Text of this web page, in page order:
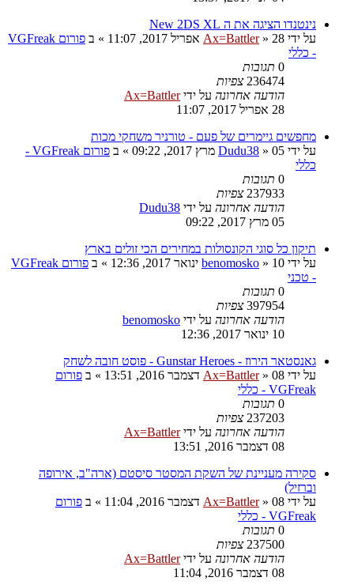
נינטנדו הציגה את ה New 2DS XL
על ידי
Ax=Battler» 28 אפריל 2017, 11:07 » ב
פורום VGFreak
- כללי
0 תגובות
236474 צפיות
הודעה אחרונה על ידיAx=Battler
28 אפריל 2017, 11:07
מחפשים גיימרים של פעם - טורניר משחקי מכות
על ידי
Dudu38 » 05 מרץ 2017, 09:22 » ב
פורום VGFreak -
כללי
0 תגובות
237933 צפיות
הודעה אחרונה על ידי Dudu38
05 מרץ 2017, 09:22
תיקון כל סוגי הקונסולות במחירים הכי זולים בארץ
על ידי
benomosko » 10 ינואר 2017, 12:36 » ב
פורום VGFreak
- טכני
0 תגובות
397954 צפיות
הודעה אחרונה על ידי benomosko
10 ינואר 2017, 12:36
גאנסטאר הירוז - Gunstar Heroes - פוסט חובה לשחק
על ידי
Ax=Battler» 08 דצמבר 2016, 13:51 » ב פורום
VGFreak - כללי
0 תגובות
237203 צפיות
הודעה אחרונה על ידיAx=Battler
08 דצמבר 2016, 13:51
סקירה מעניינת של השקת המסטר סיסטם (ארה"ב, אירופה
וברזיל)
על ידי
Ax=Battler» 08 דצמבר 2016, 11:04 » ב פורום
VGFreak - כללי
0 תגובות
237500 צפיות
הודעה אחרונה על ידיAx=Battler
08 דצמבר 2016, 11:04